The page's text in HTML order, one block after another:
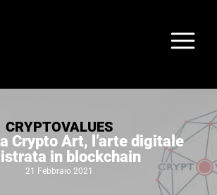
CRYPTOVALUES
Crypto Art, l’arte digitale
in blockchain
21 Febbraio 2021